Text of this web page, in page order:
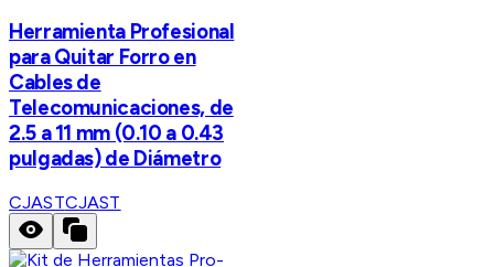
Herramienta Profesional
para Quitar Forro en
Cables de
Telecomunicaciones, de
2.5 a 11 mm (0.10 a 0.43
pulgadas) de Diámetro
CJASTCJAST